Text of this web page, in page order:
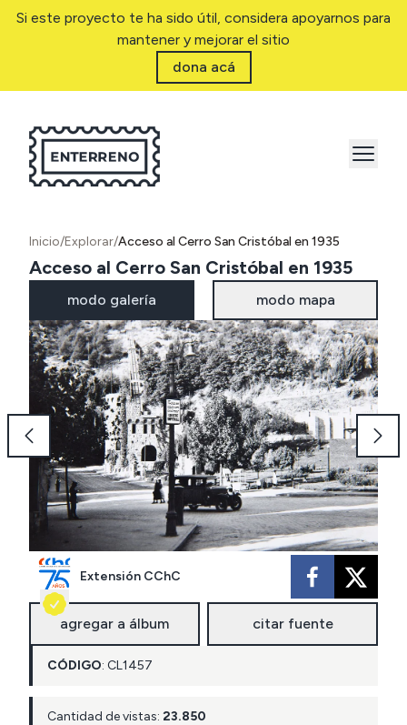
Si este proyecto te ha sido útil, considera apoyarnos para
mantener y mejorar el sitio
dona acá
Inicio/Explorar/Acceso al Cerro San Cristóbal en 1935
Acceso al Cerro San Cristóbal en 1935
modo galería modo mapa
Extensión CChC
agregar a álbum citar fuente
CÓDIGO: CL1457
Cantidad de vistas: 23.850